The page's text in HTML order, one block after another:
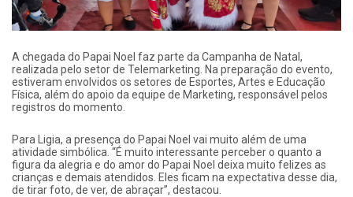
A chegada do Papai Noel faz parte da Campanha de Natal,
realizada pelo setor de Telemarketing. Na preparação do evento,
estiveram envolvidos os setores de Esportes, Artes e Educação
Física, além do apoio da equipe de Marketing, responsável pelos
registros do momento.
Para Ligia, a presença do Papai Noel vai muito além de uma
atividade simbólica. “É muito interessante perceber o quanto a
figura da alegria e do amor do Papai Noel deixa muito felizes as
crianças e demais atendidos. Eles ficam na expectativa desse dia,
de tirar foto, de ver, de abraçar”, destacou.